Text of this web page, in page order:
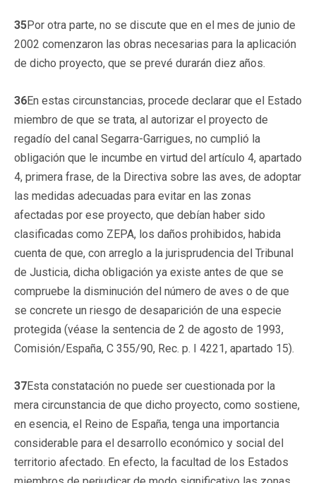
35Por otra parte, no se discute que en el mes de junio de
2002 comenzaron las obras necesarias para la aplicación
de dicho proyecto, que se prevé durarán diez años.
36En estas circunstancias, procede declarar que el Estado
miembro de que se trata, al autorizar el proyecto de
regadío del canal Segarra-Garrigues, no cumplió la
obligación que le incumbe en virtud del artículo 4, apartado
4, primera frase, de la Directiva sobre las aves, de adoptar
las medidas adecuadas para evitar en las zonas
afectadas por ese proyecto, que debían haber sido
clasificadas como ZEPA, los daños prohibidos, habida
cuenta de que, con arreglo a la jurisprudencia del Tribunal
de Justicia, dicha obligación ya existe antes de que se
compruebe la disminución del número de aves o de que
se concrete un riesgo de desaparición de una especie
protegida (véase la sentencia de 2 de agosto de 1993,
Comisión/España, C 355/90, Rec. p. I 4221, apartado 15).
37Esta constatación no puede ser cuestionada por la
mera circunstancia de que dicho proyecto, como sostiene,
en esencia, el Reino de España, tenga una importancia
considerable para el desarrollo económico y social del
territorio afectado. En efecto, la facultad de los Estados